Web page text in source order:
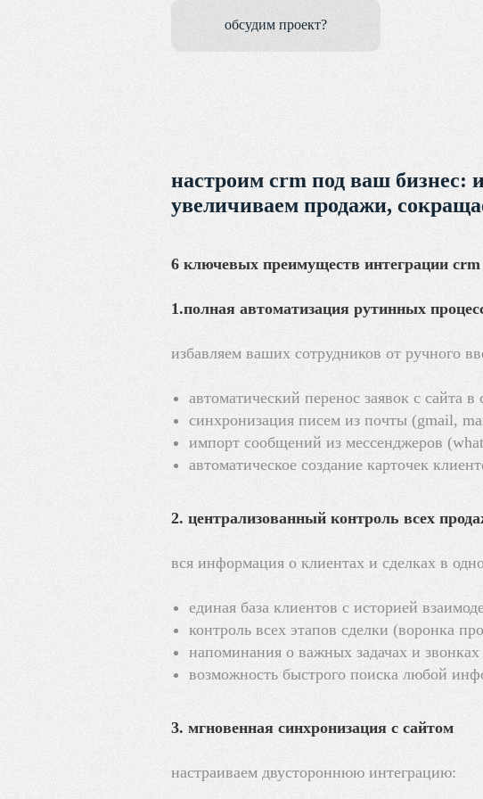
обсудим проект?
настроим crm под ваш бизнес:
увеличиваем продажи,
6 ключевых преимуществ интеграции crm
1.полная автоматизация рутинных
избавляем ваших сотрудников от ручного
автоматический перенос заявок с сайта в
синхронизация писем из почты (gmail,
импорт сообщений из мессенджеров
автоматическое создание карточек
2. централизованный контроль всех
вся информация о клиентах и сделках в
единая база клиентов с историей
контроль всех этапов сделки (воронка
напоминания о важных задачах и звонках
возможность быстрого поиска любой
3. мгновенная синхронизация с сайтом
настраиваем двустороннюю интеграцию: